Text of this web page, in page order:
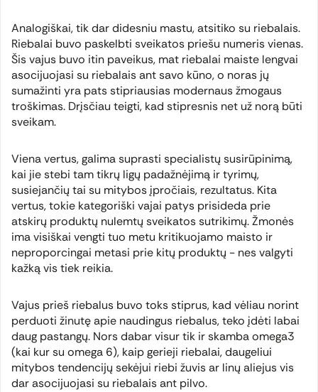
Analogiškai, tik dar didesniu mastu, atsitiko su riebalais.
Riebalai buvo paskelbti sveikatos priešu numeris vienas.
Šis vajus buvo itin paveikus, mat riebalai maiste lengvai
asocijuojasi su riebalais ant savo kūno, o noras jų
sumažinti yra pats stipriausias modernaus žmogaus
troškimas. Drįsčiau teigti, kad stipresnis net už norą būti
sveikam.
Viena vertus, galima suprasti specialistų susirūpinimą,
kai jie stebi tam tikrų ligų padažnėjimą ir tyrimų,
susiejančių tai su mitybos įpročiais, rezultatus. Kita
vertus, tokie kategoriški vajai patys prisideda prie
atskirų produktų nulemtų sveikatos sutrikimų. Žmonės
ima visiškai vengti tuo metu kritikuojamo maisto ir
neproporcingai metasi prie kitų produktų - nes valgyti
kažką vis tiek reikia.
Vajus prieš riebalus buvo toks stiprus, kad vėliau norint
perduoti žinutę apie naudingus riebalus, teko įdėti labai
daug pastangų. Nors dabar visur tik ir skamba omega3
(kai kur su omega 6), kaip gerieji riebalai, daugeliui
mitybos tendencijų sekėjui riebi žuvis ar linų aliejus vis
dar asocijuojasi su riebalais ant pilvo.